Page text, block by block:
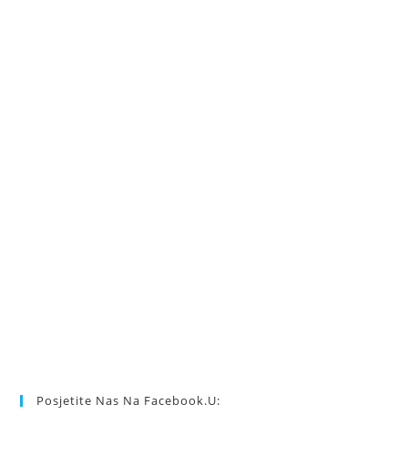
Posjetite Nas Na Facebook.u: